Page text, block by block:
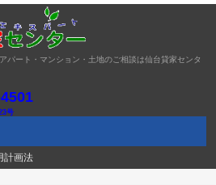
ート・マンション・土地のご相談は仙台貸家センタ
号
計画法